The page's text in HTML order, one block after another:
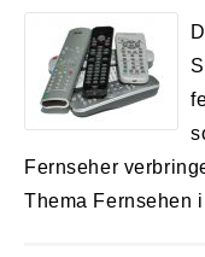
Fernseher
Thema Fernsehen